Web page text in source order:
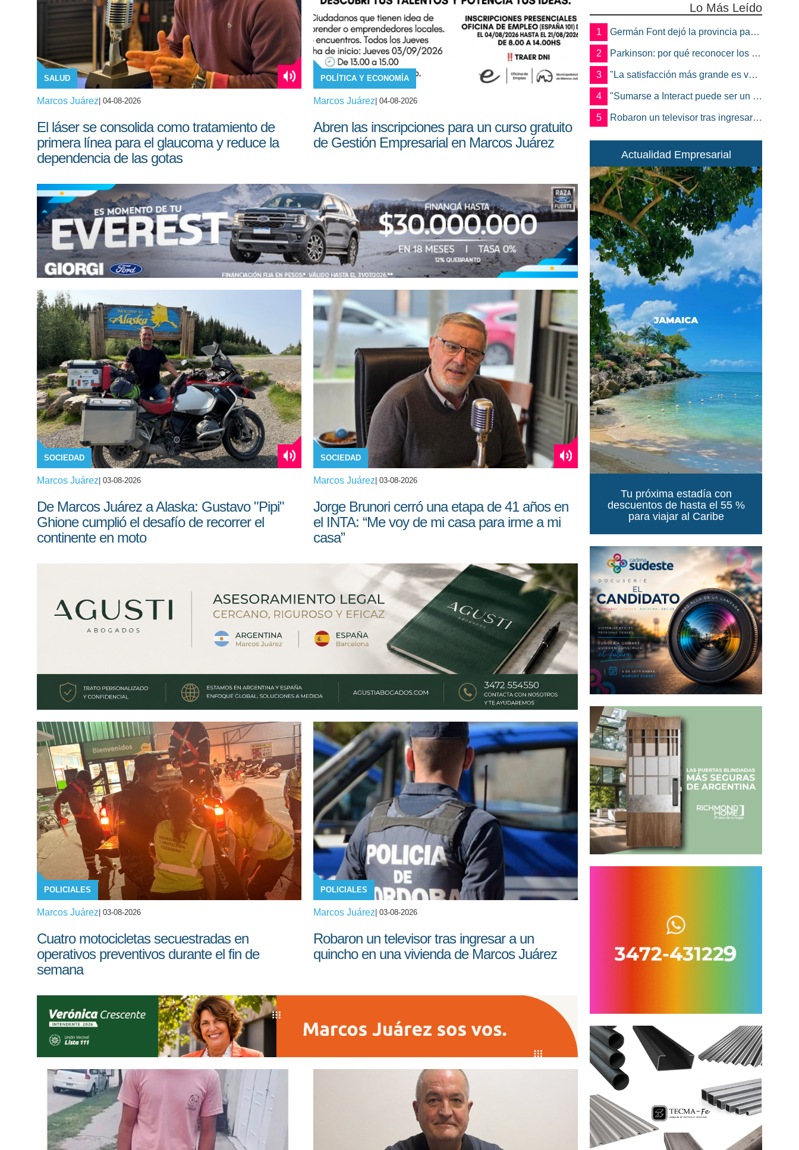
SALUD
Marcos Juárez | 04-08-2026
El láser se consolida como tratamiento de
primera línea para el glaucoma y reduce la
dependencia de las gotas
POLÍTICA Y ECONOMÍA
Marcos Juárez | 04-08-2026
Abren las inscripciones para un curso gratuito
de Gestión Empresarial en Marcos Juárez
SOCIEDAD
Marcos Juárez | 03-08-2026
De Marcos Juárez a Alaska: Gustavo "Pipi"
Ghione cumplió el desafío de recorrer el
continente en moto
SOCIEDAD
Marcos Juárez | 03-08-2026
Jorge Brunori cerró una etapa de 41 años en
el INTA: “Me voy de mi casa para irme a mi
casa”
POLICIALES
Marcos Juárez | 03-08-2026
Cuatro motocicletas secuestradas en
operativos preventivos durante el fin de
semana
POLICIALES
Marcos Juárez | 03-08-2026
Robaron un televisor tras ingresar a un
quincho en una vivienda de Marcos Juárez
Lo Más Leído
1 Germán Font dejó la provincia para ser candidato en Marcos Juárez
2 Parkinson: por qué reconocer los primeros síntomas puede cambiar la calidad de vida del paciente
3 "La satisfacción más grande es ver a un alumno trabajando": Jorge Vicente se jubiló luego de 38 años en el IPET51
4 "Sumarse a Interact puede ser un antes y un después en la vida de un joven"
5 Robaron un televisor tras ingresar a un quincho en una vivienda de Marcos Juárez
Actualidad Empresarial
Tu próxima estadía con
descuentos de hasta el 55 %
para viajar al Caribe